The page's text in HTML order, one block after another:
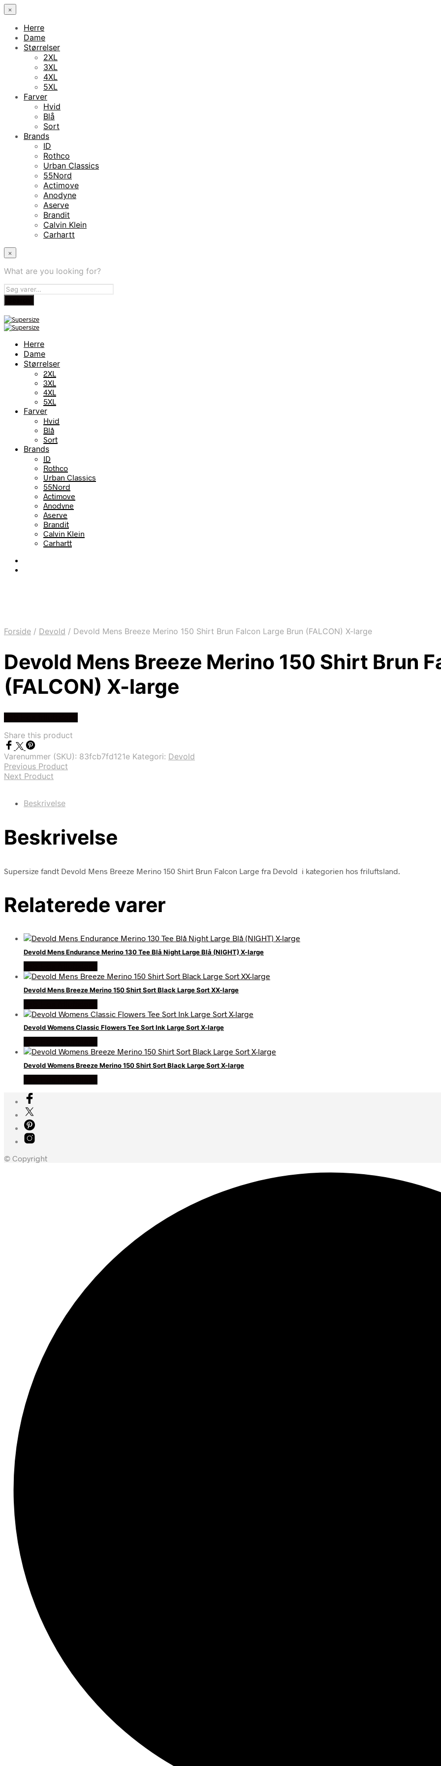
×
Herre
Dame
Størrelser
2XL
3XL
4XL
5XL
Farver
Hvid
Blå
Sort
Brands
ID
Rothco
Urban Classics
55Nord
Actimove
Anodyne
Aserve
Brandit
Calvin Klein
Carhartt
×
What are you looking for?
Herre
Dame
Størrelser
2XL
3XL
4XL
5XL
Farver
Hvid
Blå
Sort
Brands
ID
Rothco
Urban Classics
55Nord
Actimove
Anodyne
Aserve
Brandit
Calvin Klein
Carhartt
Forside / Devold / Devold Mens Breeze Merino 150 Shirt Brun Falcon Large Brun (FALCON) X-large
Devold Mens Breeze Merino 150 Shirt Brun
(FALCON) X-large
Share this product
Varenummer (SKU): 83fcb7fd121e Kategori: Devold
Previous Product
Next Product
Beskrivelse
Beskrivelse
Supersize fandt Devold Mens Breeze Merino 150 Shirt Brun Falcon Large fra Devold i kategorien hos friluftsland.
Relaterede varer
Devold Mens Endurance Merino 130 Tee Blå Night Large Blå (NIGHT) X-large
Devold Mens Breeze Merino 150 Shirt Sort Black Large Sort XX-large
Devold Womens Classic Flowers Tee Sort Ink Large Sort X-large
Devold Womens Breeze Merino 150 Shirt Sort Black Large Sort X-large
© Copyright